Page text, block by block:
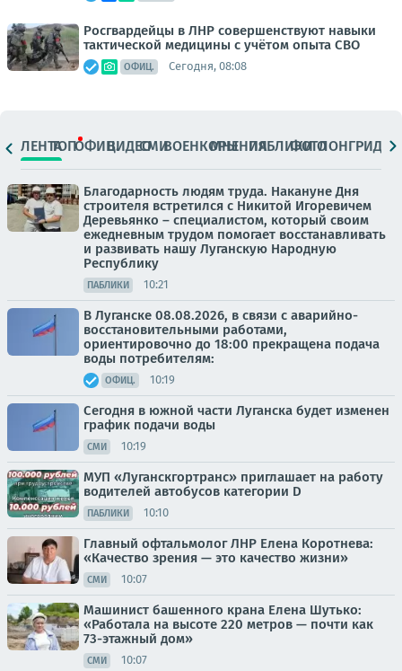
Росгвардейцы в ЛНР совершенствуют навыки
тактической медицины с учётом опыта СВО
ОФИЦ. Сегодня, 08:08
ЛЕНТАТОПОФИЦ.ВИДЕОСМИВОЕНКОРЫМНЕНИЯПАБЛИКИ
ФОТОЛОНГРИДЫ
Благодарность людям труда. Накануне Дня
строителя встретился с Никитой Игоревичем
Деревьянко – специалистом, который своим
ежедневным трудом помогает восстанавливать
и развивать нашу Луганскую Народную
Республику
ПАБЛИКИ 10:21
В Луганске 08.08.2026, в связи с аварийно-
восстановительными работами,
ориентировочно до 18:00 прекращена подача
воды потребителям:
ОФИЦ. 10:19
Сегодня в южной части Луганска будет изменен
график подачи воды
СМИ 10:19
МУП «Луганскгортранс» приглашает на работу
водителей автобусов категории D
ПАБЛИКИ 10:10
Главный офтальмолог ЛНР Елена Коротнева:
«Качество зрения — это качество жизни»
СМИ 10:07
Машинист башенного крана Елена Шутько:
«Работала на высоте 220 метров — почти как
73-этажный дом»
СМИ 10:07